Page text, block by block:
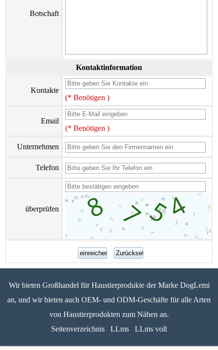
Botschaft
Kontaktinformation
Kontakte
(* Benötigen )
Email
(* Benötigen )
Unternehmen
Telefon
überprüfen
Wir bieten Großhandel für Haustierprodukte der Marke DogLemi
an, und wir bieten auch OEM- und ODM-Geschäfte für alle Arten
von Haustierprodukten zum Nähen an.
Seitenverzeichnis
LLms LLms voll